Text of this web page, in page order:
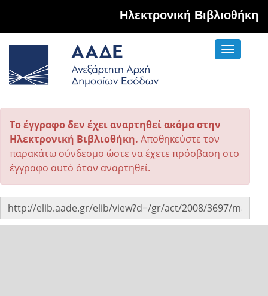
Hλεκτρονική Βιβλιοθήκη
Toggle
Το έγγραφο δεν έχει αναρτηθεί ακόμα στην
Ηλεκτρονική Βιβλιοθήκη. Αποθηκεύστε τον
παρακάτω σύνδεσμο ώστε να έχετε πρόσβαση στο
έγγραφο αυτό όταν αναρτηθεί.